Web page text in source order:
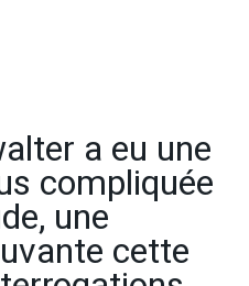
a eu une
compliquée
une
cette